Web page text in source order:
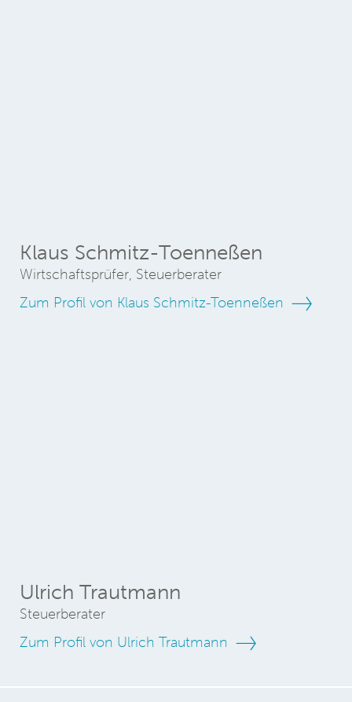
Klaus Schmitz-Toenneßen
Wirtschaftsprüfer, Steuerberater
Zum Profil von Klaus Schmitz-Toenneßen
Ulrich Trautmann
Steuerberater
Zum Profil von Ulrich Trautmann